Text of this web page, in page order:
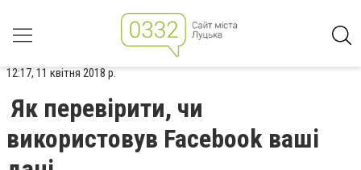
12:17, 11 квітня 2018 р.
Як перевірити, чи
використовув Facebook ваші